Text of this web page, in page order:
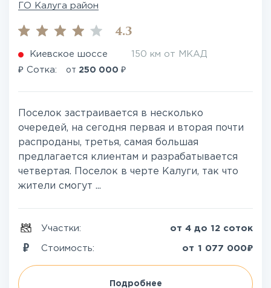
ГО Калуга район
4.3
Киевское шоссе 150 км от МКАД
₽ Сотка: от 250 000 ₽
Поселок застраивается в несколько
очередей, на сегодня первая и вторая почти
распроданы, третья, самая большая
предлагается клиентам и разрабатывается
четвертая. Поселок в черте Калуги, так что
жители смогут ...
Участки: от 4 до 12 соток
Стоимость: от 1 077 000₽
Подробнее